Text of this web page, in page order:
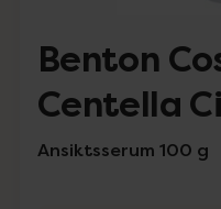
Benton
Centella
Ansiktsserum 100 g